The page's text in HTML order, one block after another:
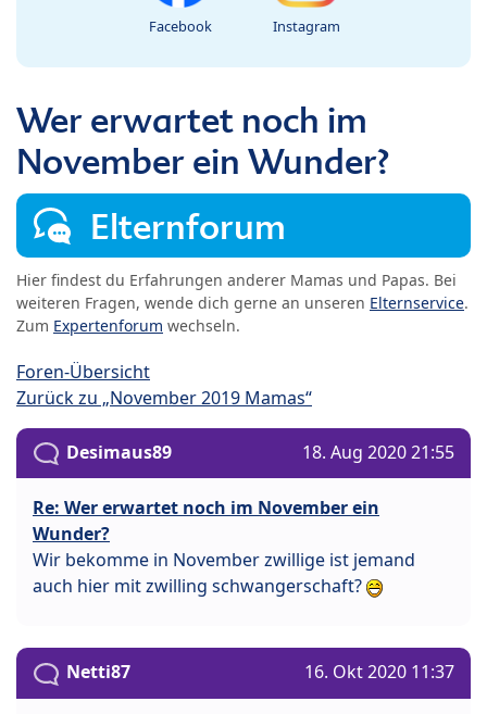
Facebook Instagram
Wer erwartet noch im
November ein Wunder?
Elternforum
Hier findest du Erfahrungen anderer Mamas und Papas. Bei
weiteren Fragen, wende dich gerne an unseren Elternservice.
Zum Expertenforum wechseln.
Foren-Übersicht
Zurück zu „November 2019 Mamas“
Desimaus89 18. Aug 2020 21:55
Re: Wer erwartet noch im November ein
Wunder?
Wir bekomme in November zwillige ist jemand
auch hier mit zwilling schwangerschaft?
Netti87 16. Okt 2020 11:37